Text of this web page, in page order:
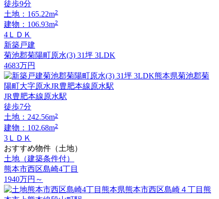
徒歩9分
土地：165.22m2
建物：106.93m2
4ＬＤＫ
新築戸建
菊池郡菊陽町原水(3) 31坪 3LDK
4683万円
JR豊肥本線原水駅
徒歩7分
土地：242.56m2
建物：102.68m2
3ＬＤＫ
おすすめ物件（土地）
土地（建築条件付）
熊本市西区島崎4丁目
1940万円 ～